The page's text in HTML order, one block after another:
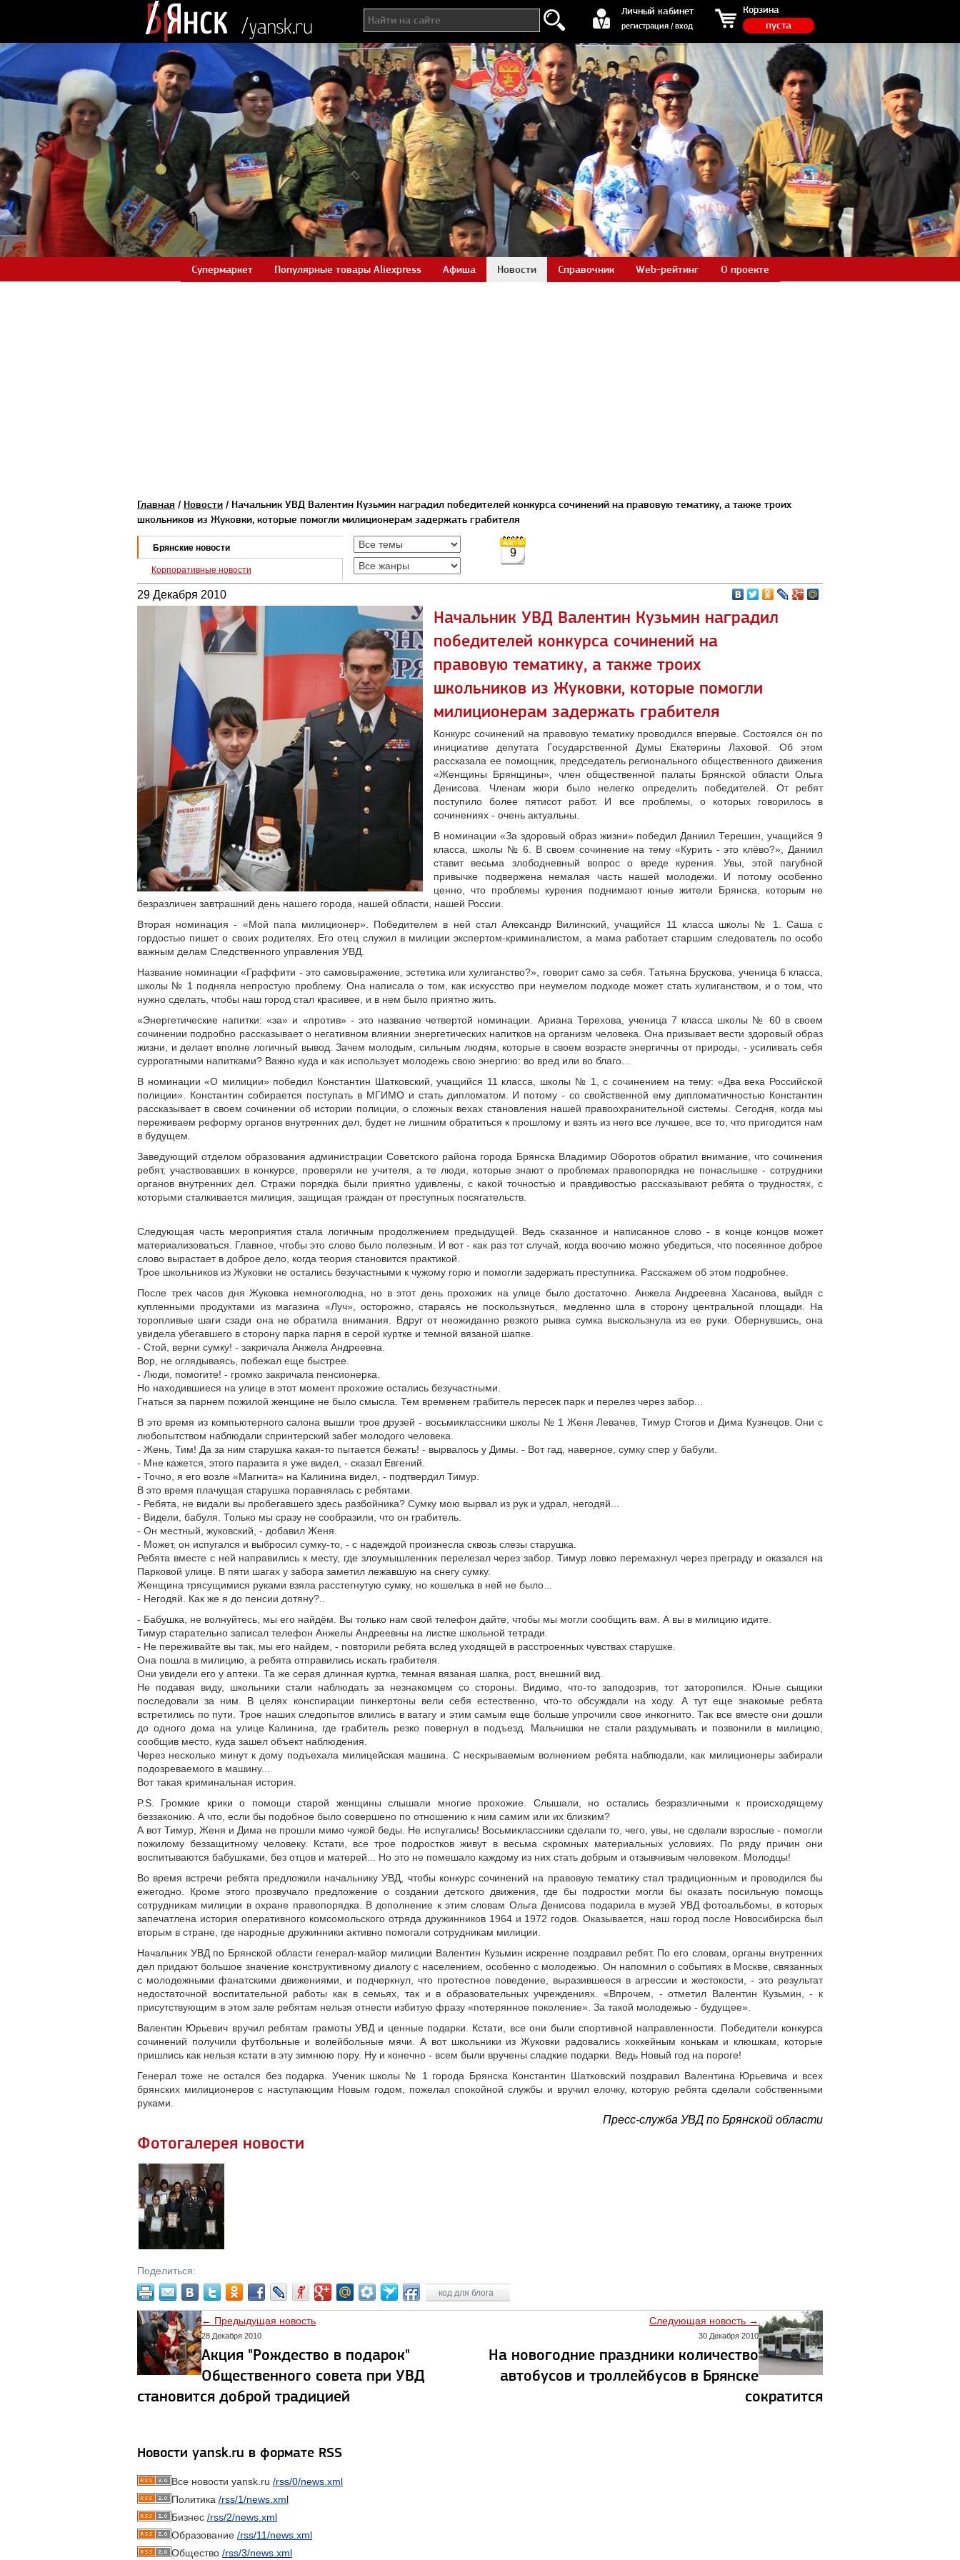
Личный кабинет
регистрация / вход
регистрация / вход Корзина
пуста
Супермаркет Популярные товары Aliexpress Афиша Новости Справочник Web-рейтинг О проекте
Главная / Новости / Начальник УВД Валентин Кузьмин наградил победителей конкурса сочинений на правовую тематику, а также троих
школьников из Жуковки, которые помогли милиционерам задержать грабителя
Брянские новости
Корпоративные новости
9
29 Декабря 2010
Начальник УВД Валентин Кузьмин наградил
победителей конкурса сочинений на
правовую тематику, а также троих
школьников из Жуковки, которые помогли
милиционерам задержать грабителя
Конкурс сочинений на правовую тематику проводился впервые. Состоялся он по
инициативе депутата Государственной Думы Екатерины Лаховой. Об этом
рассказала ее помощник, председатель регионального общественного движения
«Женщины Брянщины», член общественной палаты Брянской области Ольга
Денисова. Членам жюри было нелегко определить победителей. От ребят
поступило более пятисот работ. И все проблемы, о которых говорилось в
сочинениях - очень актуальны.
В номинации «За здоровый образ жизни» победил Даниил Терешин, учащийся 9
класса, школы № 6. В своем сочинение на тему «Курить - это клёво?», Даниил
ставит весьма злободневный вопрос о вреде курения. Увы, этой пагубной
привычке подвержена немалая часть нашей молодежи. И потому особенно
ценно, что проблемы курения поднимают юные жители Брянска, которым не
безразличен завтрашний день нашего города, нашей области, нашей России.
Вторая номинация - «Мой папа милиционер». Победителем в ней стал Александр Вилинский, учащийся 11 класса школы № 1. Саша с
гордостью пишет о своих родителях. Его отец служил в милиции экспертом-криминалистом, а мама работает старшим следователь по особо
важным делам Следственного управления УВД.
Название номинации «Граффити - это самовыражение, эстетика или хулиганство?», говорит само за себя. Татьяна Брускова, ученица 6 класса,
школы № 1 подняла непростую проблему. Она написала о том, как искусство при неумелом подходе может стать хулиганством, и о том, что
нужно сделать, чтобы наш город стал красивее, и в нем было приятно жить.
«Энергетические напитки: «за» и «против» - это название четвертой номинации. Ариана Терехова, ученица 7 класса школы № 60 в своем
сочинении подробно рассказывает о негативном влиянии энергетических напитков на организм человека. Она призывает вести здоровый образ
жизни, и делает вполне логичный вывод. Зачем молодым, сильным людям, которые в своем возрасте энергичны от природы, - усиливать себя
суррогатными напитками? Важно куда и как использует молодежь свою энергию: во вред или во благо...
В номинации «О милиции» победил Константин Шатковский, учащийся 11 класса, школы № 1, с сочинением на тему: «Два века Российской
полиции». Константин собирается поступать в МГИМО и стать дипломатом. И потому - со свойственной ему дипломатичностью Константин
рассказывает в своем сочинении об истории полиции, о сложных вехах становления нашей правоохранительной системы. Сегодня, когда мы
переживаем реформу органов внутренних дел, будет не лишним обратиться к прошлому и взять из него все лучшее, все то, что пригодится нам
в будущем.
Заведующий отделом образования администрации Советского района города Брянска Владимир Оборотов обратил внимание, что сочинения
ребят, участвовавших в конкурсе, проверяли не учителя, а те люди, которые знают о проблемах правопорядка не понаслышке - сотрудники
органов внутренних дел. Стражи порядка были приятно удивлены, с какой точностью и правдивостью рассказывают ребята о трудностях, с
которыми сталкивается милиция, защищая граждан от преступных посягательств.
Следующая часть мероприятия стала логичным продолжением предыдущей. Ведь сказанное и написанное слово - в конце концов может
материализоваться. Главное, чтобы это слово было полезным. И вот - как раз тот случай, когда воочию можно убедиться, что посеянное доброе
слово вырастает в доброе дело, когда теория становится практикой.
Трое школьников из Жуковки не остались безучастными к чужому горю и помогли задержать преступника. Расскажем об этом подробнее.
После трех часов дня Жуковка немноголюдна, но в этот день прохожих на улице было достаточно. Анжела Андреевна Хасанова, выйдя с
купленными продуктами из магазина «Луч», осторожно, стараясь не поскользнуться, медленно шла в сторону центральной площади. На
торопливые шаги сзади она не обратила внимания. Вдруг от неожиданно резкого рывка сумка выскользнула из ее руки. Обернувшись, она
увидела убегавшего в сторону парка парня в серой куртке и темной вязаной шапке.
- Стой, верни сумку! - закричала Анжела Андреевна.
Вор, не оглядываясь, побежал еще быстрее.
- Люди, помогите! - громко закричала пенсионерка.
Но находившиеся на улице в этот момент прохожие остались безучастными.
Гнаться за парнем пожилой женщине не было смысла. Тем временем грабитель пересек парк и перелез через забор...
В это время из компьютерного салона вышли трое друзей - восьмиклассники школы № 1 Женя Левачев, Тимур Стогов и Дима Кузнецов. Они с
любопытством наблюдали спринтерский забег молодого человека.
- Жень, Тим! Да за ним старушка какая-то пытается бежать! - вырвалось у Димы. - Вот гад, наверное, сумку спер у бабули.
- Мне кажется, этого паразита я уже видел, - сказал Евгений.
- Точно, я его возле «Магнита» на Калинина видел, - подтвердил Тимур.
В это время плачущая старушка поравнялась с ребятами.
- Ребята, не видали вы пробегавшего здесь разбойника? Сумку мою вырвал из рук и удрал, негодяй...
- Видели, бабуля. Только мы сразу не сообразили, что он грабитель.
- Он местный, жуковский, - добавил Женя.
- Может, он испугался и выбросил сумку-то, - с надеждой произнесла сквозь слезы старушка.
Ребята вместе с ней направились к месту, где злоумышленник перелезал через забор. Тимур ловко перемахнул через преграду и оказался на
Парковой улице. В пяти шагах у забора заметил лежавшую на снегу сумку.
Женщина трясущимися руками взяла расстегнутую сумку, но кошелька в ней не было...
- Негодяй. Как же я до пенсии дотяну?..
- Бабушка, не волнуйтесь, мы его найдём. Вы только нам свой телефон дайте, чтобы мы могли сообщить вам. А вы в милицию идите.
Тимур старательно записал телефон Анжелы Андреевны на листке школьной тетради.
- Не переживайте вы так, мы его найдем, - повторили ребята вслед уходящей в расстроенных чувствах старушке.
Она пошла в милицию, а ребята отправились искать грабителя.
Они увидели его у аптеки. Та же серая длинная куртка, темная вязаная шапка, рост, внешний вид.
Не подавая виду, школьники стали наблюдать за незнакомцем со стороны. Видимо, что-то заподозрив, тот заторопился. Юные сыщики
последовали за ним. В целях конспирации пинкертоны вели себя естественно, что-то обсуждали на ходу. А тут еще знакомые ребята
встретились по пути. Трое наших следопытов влились в ватагу и этим самым еще больше упрочили свое инкогнито. Так все вместе они дошли
до одного дома на улице Калинина, где грабитель резко повернул в подъезд. Мальчишки не стали раздумывать и позвонили в милицию,
сообщив место, куда зашел объект наблюдения.
Через несколько минут к дому подъехала милицейская машина. С нескрываемым волнением ребята наблюдали, как милиционеры забирали
подозреваемого в машину...
Вот такая криминальная история.
P.S. Громкие крики о помощи старой женщины слышали многие прохожие. Слышали, но остались безразличными к происходящему
беззаконию. А что, если бы подобное было совершено по отношению к ним самим или их близким?
А вот Тимур, Женя и Дима не прошли мимо чужой беды. Не испугались! Восьмиклассники сделали то, чего, увы, не сделали взрослые - помогли
пожилому беззащитному человеку. Кстати, все трое подростков живут в весьма скромных материальных условиях. По ряду причин они
воспитываются бабушками, без отцов и матерей... Но это не помешало каждому из них стать добрым и отзывчивым человеком. Молодцы!
Во время встречи ребята предложили начальнику УВД, чтобы конкурс сочинений на правовую тематику стал традиционным и проводился бы
ежегодно. Кроме этого прозвучало предложение о создании детского движения, где бы подростки могли бы оказать посильную помощь
сотрудникам милиции в охране правопорядка. В дополнение к этим словам Ольга Денисова подарила в музей УВД фотоальбомы, в которых
запечатлена история оперативного комсомольского отряда дружинников 1964 и 1972 годов. Оказывается, наш город после Новосибирска был
вторым в стране, где народные дружинники активно помогали сотрудникам милиции.
Начальник УВД по Брянской области генерал-майор милиции Валентин Кузьмин искренне поздравил ребят. По его словам, органы внутренних
дел придают большое значение конструктивному диалогу с населением, особенно с молодежью. Он напомнил о событиях в Москве, связанных
с молодежными фанатскими движениями, и подчеркнул, что протестное поведение, выразившееся в агрессии и жестокости, - это результат
недостаточной воспитательной работы как в семьях, так и в образовательных учреждениях. «Впрочем, - отметил Валентин Кузьмин, - к
присутствующим в этом зале ребятам нельзя отнести избитую фразу «потерянное поколение». За такой молодежью - будущее».
Валентин Юрьевич вручил ребятам грамоты УВД и ценные подарки. Кстати, все они были спортивной направленности. Победители конкурса
сочинений получили футбольные и волейбольные мячи. А вот школьники из Жуковки радовались хоккейным конькам и клюшкам, которые
пришлись как нельзя кстати в эту зимнюю пору. Ну и конечно - всем были вручены сладкие подарки. Ведь Новый год на пороге!
Генерал тоже не остался без подарка. Ученик школы № 1 города Брянска Константин Шатковский поздравил Валентина Юрьевича и всех
брянских милиционеров с наступающим Новым годом, пожелал спокойной службы и вручил елочку, которую ребята сделали собственными
руками.
Пресс-служба УВД по Брянской области
Фотогалерея новости
Поделиться:
код для блога
← Предыдущая новость
28 Декабря 2010
Акция "Рождество в подарок"
Общественного совета при УВД
становится доброй традицией
Следующая новость →
30 Декабря 2010
На новогодние праздники количество
автобусов и троллейбусов в Брянске
сократится
Новости yansk.ru в формате RSS
Все новости yansk.ru /rss/0/news.xml
Политика /rss/1/news.xml
Бизнес /rss/2/news.xml
Образование /rss/11/news.xml
Общество /rss/3/news.xml